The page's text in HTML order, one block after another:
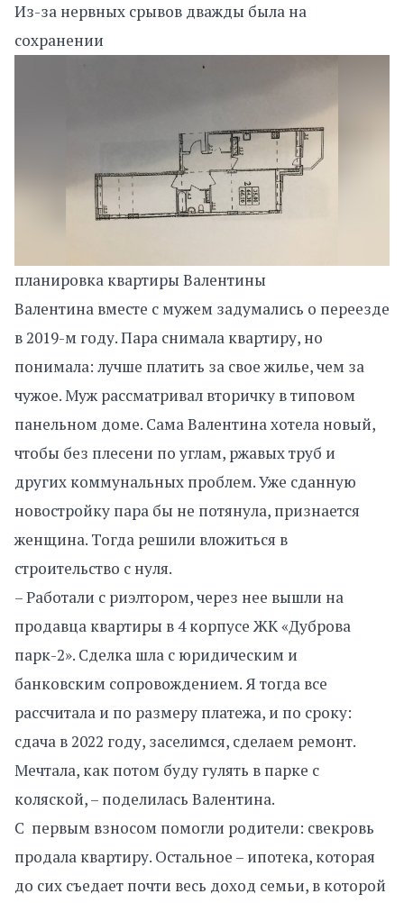
Из-за нервных срывов дважды была на
сохранении
планировка квартиры Валентины
Валентина вместе с мужем задумались о переезде
в 2019-м году. Пара снимала квартиру, но
понимала: лучше платить за свое жилье, чем за
чужое. Муж рассматривал вторичку в типовом
панельном доме. Сама Валентина хотела новый,
чтобы без плесени по углам, ржавых труб и
других коммунальных проблем. Уже сданную
новостройку пара бы не потянула, признается
женщина. Тогда решили вложиться в
строительство с нуля.
– Работали с риэлтором, через нее вышли на
продавца квартиры в 4 корпусе ЖК «Дуброва
парк-2». Сделка шла с юридическим и
банковским сопровождением. Я тогда все
рассчитала и по размеру платежа, и по сроку:
сдача в 2022 году, заселимся, сделаем ремонт.
Мечтала, как потом буду гулять в парке с
коляской, – поделилась Валентина.
С первым взносом помогли родители: свекровь
продала квартиру. Остальное – ипотека, которая
до сих съедает почти весь доход семьи, в которой